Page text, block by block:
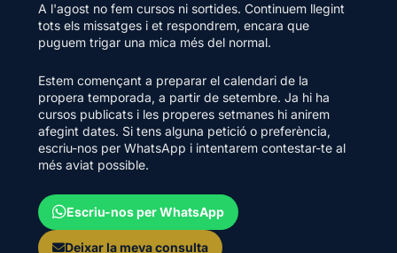
A l'agost no fem cursos ni sortides. Continuem llegint
tots els missatges i et respondrem, encara que
puguem trigar una mica més del normal.
Estem començant a preparar el calendari de la
propera temporada, a partir de setembre. Ja hi ha
cursos publicats i les properes setmanes hi anirem
afegint dates. Si tens alguna petició o preferència,
escriu-nos per WhatsApp i intentarem contestar-te al
més aviat possible.
Escriu-nos per WhatsApp
Deixar la meva consulta